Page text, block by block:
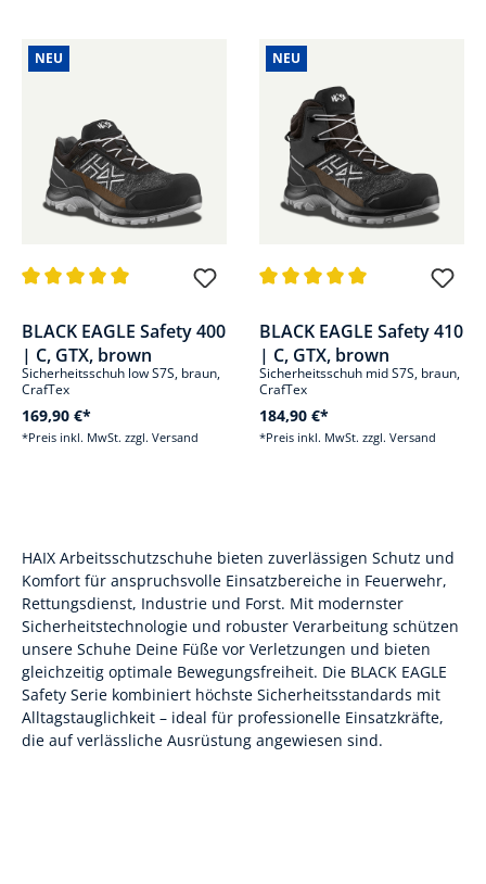
NEU
BLACK EAGLE Safety 400
| C, GTX, brown
Sicherheitsschuh low S7S, braun,
CrafTex
169,90 €*
*Preis inkl. MwSt. zzgl. Versand
NEU
BLACK EAGLE Safety 410
| C, GTX, brown
Sicherheitsschuh mid S7S, braun,
CrafTex
184,90 €*
*Preis inkl. MwSt. zzgl. Versand
HAIX Arbeitsschutzschuhe bieten zuverlässigen Schutz und
Komfort für anspruchsvolle Einsatzbereiche in Feuerwehr,
Rettungsdienst, Industrie und Forst. Mit modernster
Sicherheitstechnologie und robuster Verarbeitung schützen
unsere Schuhe Deine Füße vor Verletzungen und bieten
gleichzeitig optimale Bewegungsfreiheit. Die BLACK EAGLE
Safety Serie kombiniert höchste Sicherheitsstandards mit
Alltagstauglichkeit – ideal für professionelle Einsatzkräfte,
die auf verlässliche Ausrüstung angewiesen sind.